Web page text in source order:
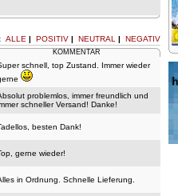
ALLE | POSITIV | NEUTRAL | NEGATIV
KOMMENTAR
schnell, top Zustand. Immer wieder
problemlos, immer freundlich und
schneller Versand! Danke!
besten Dank!
gerne wieder!
in Ordnung. Schnelle Lieferung.